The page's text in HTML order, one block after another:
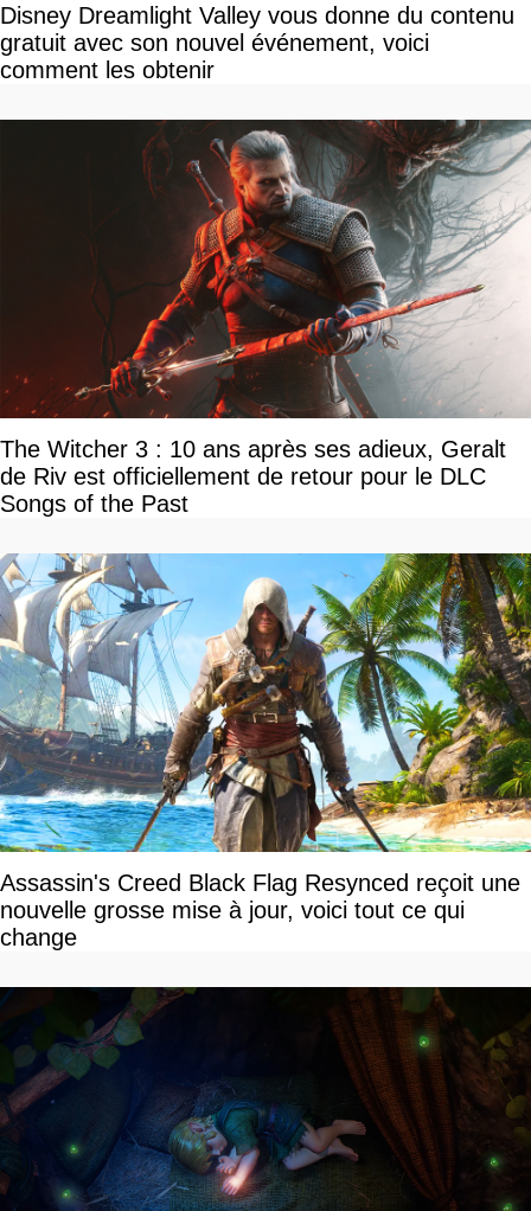
Disney Dreamlight Valley vous donne du contenu
gratuit avec son nouvel événement, voici
comment les obtenir
The Witcher 3 : 10 ans après ses adieux, Geralt
de Riv est officiellement de retour pour le DLC
Songs of the Past
Assassin's Creed Black Flag Resynced reçoit une
nouvelle grosse mise à jour, voici tout ce qui
change